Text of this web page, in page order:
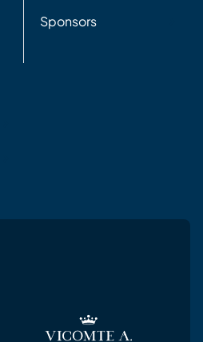
Sponsors